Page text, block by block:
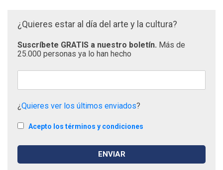
¿Quieres estar al día del arte y la cultura?
Suscríbete GRATIS a nuestro boletín. Más de
25.000 personas ya lo han hecho
¿Quieres ver los últimos enviados?
Acepto los términos y condiciones